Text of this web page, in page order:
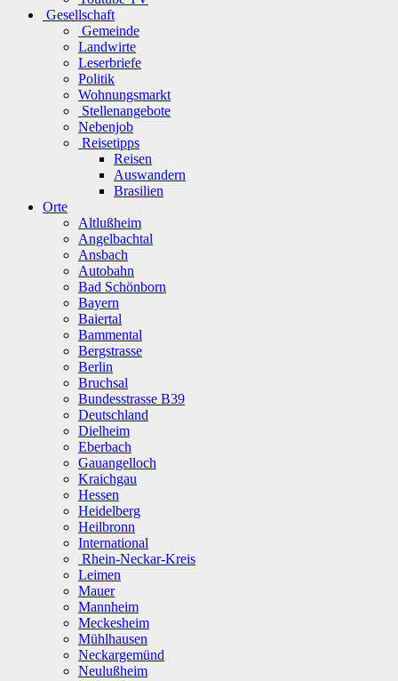
Gesellschaft
Gemeinde
Landwirte
Leserbriefe
Politik
Wohnungsmarkt
Stellenangebote
Nebenjob
Reisetipps
Reisen
Auswandern
Brasilien
Orte
Altlußheim
Angelbachtal
Ansbach
Autobahn
Bad Schönborn
Bayern
Baiertal
Bammental
Bergstrasse
Berlin
Bruchsal
Bundesstrasse B39
Deutschland
Dielheim
Eberbach
Gauangelloch
Kraichgau
Hessen
Heidelberg
Heilbronn
International
Rhein-Neckar-Kreis
Leimen
Mauer
Mannheim
Meckesheim
Mühlhausen
Neckargemünd
Neulußheim